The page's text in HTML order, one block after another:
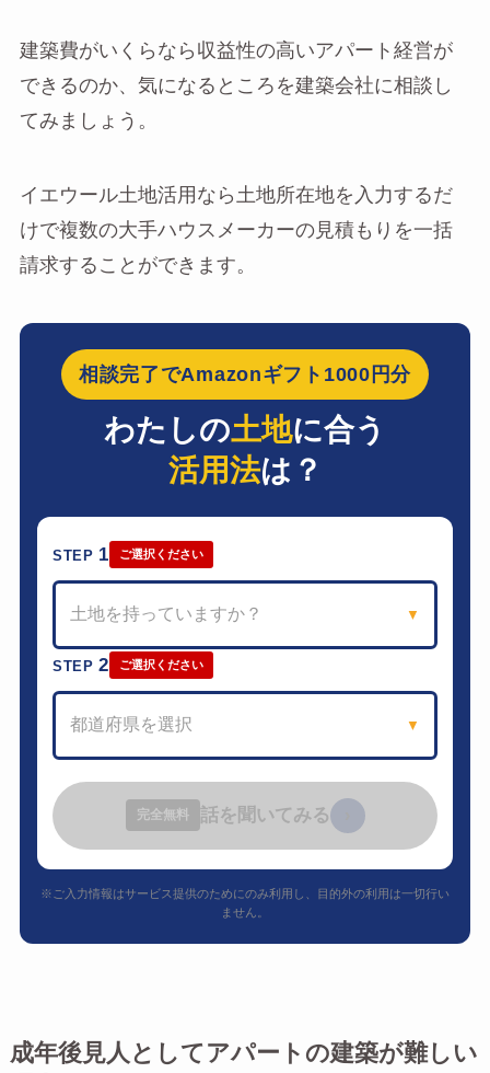
建築費がいくらなら収益性の高いアパート経営が
できるのか、気になるところを建築会社に相談し
てみましょう。
イエウール土地活用なら土地所在地を入力するだ
けで複数の大手ハウスメーカーの見積もりを一括
請求することができます。
相談完了でAmazonギフト1000円分
わたしの土地に合う
活用法は？
STEP 1 ご選択ください
土地を持っていますか？ ▼
STEP2 ご選択ください
都道府県を選択 ▼
完全無料 話を聞いてみる
※ご入力情報はサービス提供のためにのみ利用し、目的外の利用は一切行い
ません。
成年後見人としてアパートの建築が難しい